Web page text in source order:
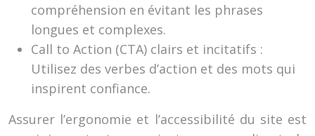
compréhension en évitant les phrases
longues et complexes.
Call to Action (CTA) clairs et incitatifs :
Utilisez des verbes d’action et des mots qui
inspirent confiance.
Assurer l’ergonomie et l’accessibilité du site est